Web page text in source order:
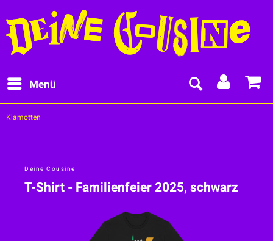
Menü
Klamotten
Deine Cousine
T-Shirt - Familienfeier 2025, schwarz